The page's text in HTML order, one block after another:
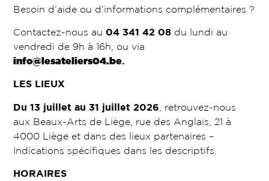
Besoin d’aide ou d’informations complémentaires ?
Contactez-nous au04 341 42 08 du lundi au
vendredi de 9h à 16h, ou via
info@lesateliers04.be.
LES LIEUX
Du 13 juillet au 31 juillet 2026 , retrouvez-nous
aux Beaux-Arts de Liège, rue des Anglais, 21 à
4000 Liège et dans des lieux partenaires –
Indications spécifiques dans les descriptifs.
HORAIRES